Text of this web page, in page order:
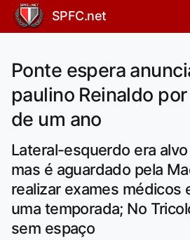
SPFC.net
Ponte espera
paulino Reinaldo
de um ano
Lateral-esquerdo era
mas é aguardado pela
realizar exames médicos
uma temporada; No
sem espaço